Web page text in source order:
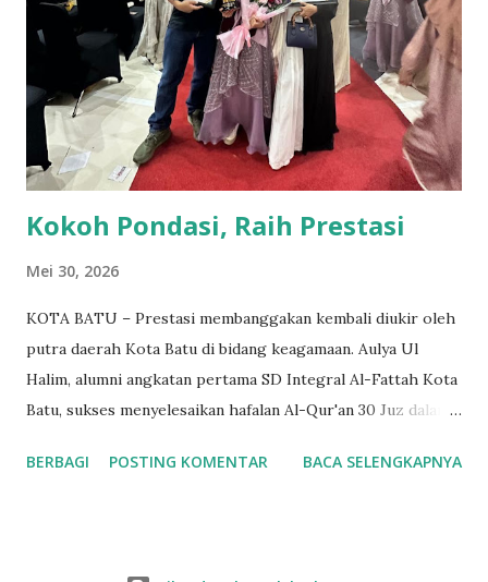
Anggota Murabbi Wilayah Hidayatullah Jawa Timur yang
diwikili oleh Ustadz Baihaqi Abdullah Wahib, LC dan
Pengurus Wilayah Hidayatullah Jawa Timur Ustadz Abdullah
Ridho A. Adapun tema yang diangkat pada Musda ke IV kali
ini adalah "Meneguhkan Jatidiri, Menumbuhkan Kemandirian
& Menebar Kebermanfa'atan...
Kokoh Pondasi, Raih Prestasi
Mei 30, 2026
KOTA BATU – Prestasi membanggakan kembali diukir oleh
putra daerah Kota Batu di bidang keagamaan. Aulya Ul
Halim, alumni angkatan pertama SD Integral Al-Fattah Kota
Batu, sukses menyelesaikan hafalan Al-Qur'an 30 Juz dalam
saat menempuh pendidikan di Pondok Pesantren Al-Izzah,
BERBAGI POSTING KOMENTAR BACA SELENGKAPNYA